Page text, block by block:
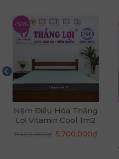
-50%
Nệm Điều Hòa Thắng
Lợi Vitamin Cool 1m2
x 2m x 20cm
11.400.000₫ Giá
5.700.000₫Giá